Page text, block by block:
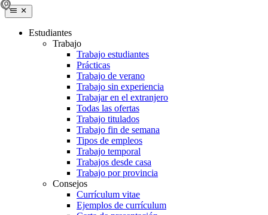
Estudiantes
Trabajo
Trabajo estudiantes
Prácticas
Trabajo de verano
Trabajo sin experiencia
Trabajar en el extranjero
Todas las ofertas
Trabajo titulados
Trabajo fin de semana
Tipos de empleos
Trabajo temporal
Trabajos desde casa
Trabajo por provincia
Consejos
Currículum vitae
Ejemplos de currículum